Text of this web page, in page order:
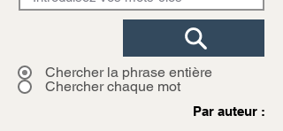
Chercher la phrase entière
Chercher chaque mot
Par auteur :